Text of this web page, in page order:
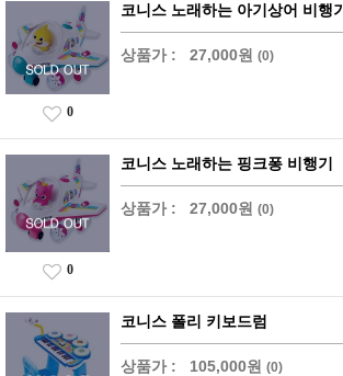
코니스 노래하는 아기상어 비행기
상품가 : 27,000원 (0)
0
코니스 노래하는 핑크퐁 비행기
상품가 : 27,000원 (0)
0
코니스 폴리 키보드럼
상품가 : 105,000원 (0)